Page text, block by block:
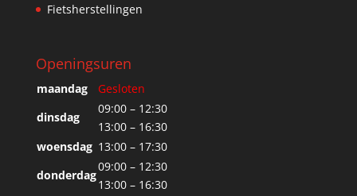
Fietsherstellingen
Openingsuren
maandag
Gesloten
dinsdag
09:00 – 12:30
13:00 – 16:30
woensdag 13:00 – 17:30
donderdag
09:00 – 12:30
13:00 – 16:30